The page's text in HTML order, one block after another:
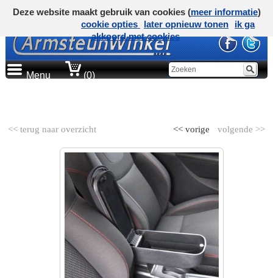
Menu (0)
<< terug naar overzicht volgende >>
<< vorige
Deze website maakt gebruik van cookies (meer informatie)
cookie opties
later opnieuw tonen
ik ga
akkoord met cookies